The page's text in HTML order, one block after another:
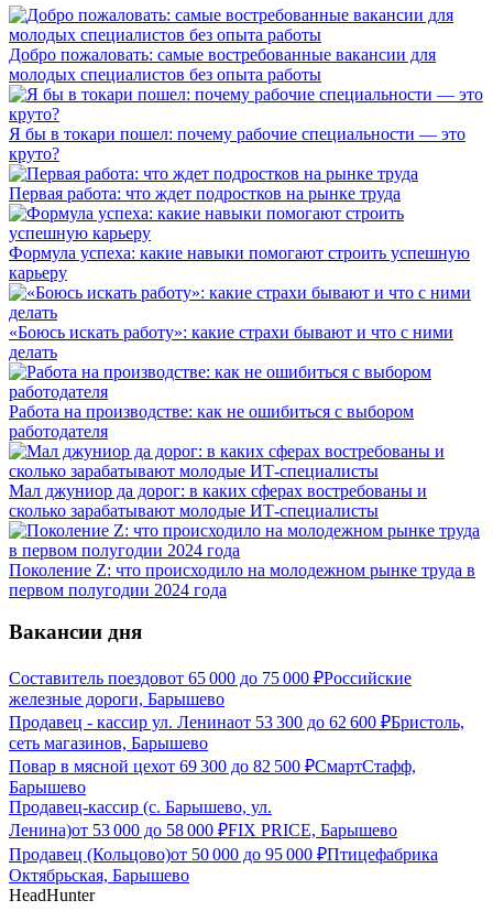
Добро пожаловать: самые востребованные вакансии для
молодых специалистов без опыта работы
Я бы в токари пошел: почему рабочие специальности — это
круто?
Первая работа: что ждет подростков на рынке труда
Формула успеха: какие навыки помогают строить успешную
карьеру
«Боюсь искать работу»: какие страхи бывают и что с ними
делать
Работа на производстве: как не ошибиться с выбором
работодателя
Мал джуниор да дорог: в каких сферах востребованы и
сколько зарабатывают молодые ИТ-специалисты
Поколение Z: что происходило на молодежном рынке труда в
первом полугодии 2024 года
Вакансии дня
Составитель поездовот 65 000 до 75 000 ₽Российские
железные дороги, Барышево
Продавец - кассир ул. Ленинаот 53 300 до 62 600 ₽Бристоль,
сеть магазинов, Барышево
Повар в мясной цехот 69 300 до 82 500 ₽СмартСтафф,
Барышево
Продавец-кассир (с. Барышево, ул.
Ленина)от 53 000 до 58 000 ₽FIX PRICE, Барышево
Продавец (Кольцово)от 50 000 до 95 000 ₽Птицефабрика
Октябрьская, Барышево
HeadHunter